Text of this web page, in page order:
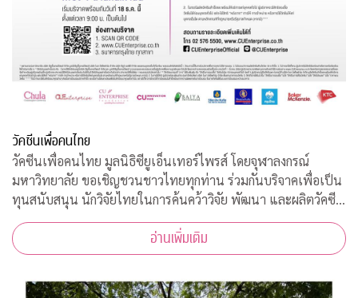
วัคซีนเพื่อคนไทย
วัคซีนเพื่อคนไทย มูลนิธิซียูเอ็นเทอร์ไพรส์ โดยจุฬาลงกรณ์
มหาวิทยาลัย ขอเชิญชวนชาวไทยทุกท่าน ร่วมกันบริจาคเพื่อเป็น
ทุนสนับสนุน นักวิจัยไทยในการค้นคว้าวิจัย พัฒนา และผลิตวัคซีน
ต้านโควิด-19*
อ่านเพิ่มเติม